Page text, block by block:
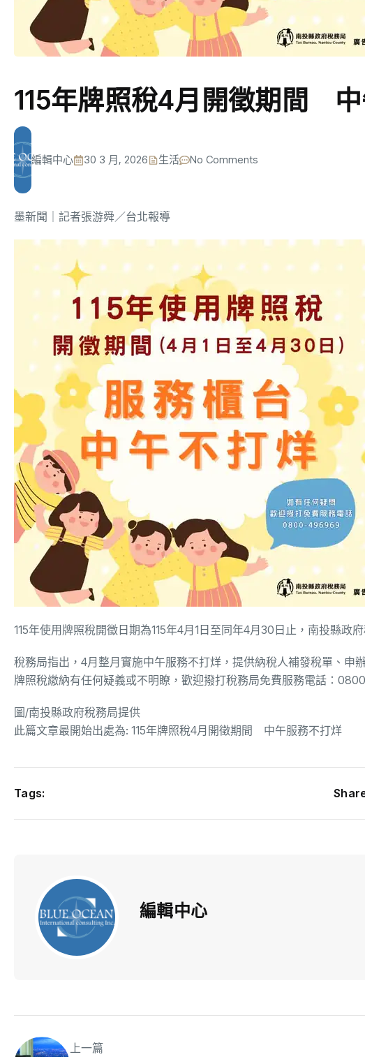
115年牌照稅4月開徵期間
編輯中心 30 3 月, 2026 生活 No Comments
墨新聞 ｜記者張游舜／台北報導
115年使用牌照稅開徵日期為115年4月1日至同年4月30日止，南投縣政
稅務局指出，4月整月實施中午服務不打烊，提供納稅人補發稅單、申
牌照稅繳納有任何疑義或不明瞭，歡迎撥打稅務局免費服務電話：
圖/南投縣政府稅務局提供
此篇文章最開始出處為: 115年牌照稅4月開徵期間 中午服務不打烊
Tags:
編輯中心
上一篇